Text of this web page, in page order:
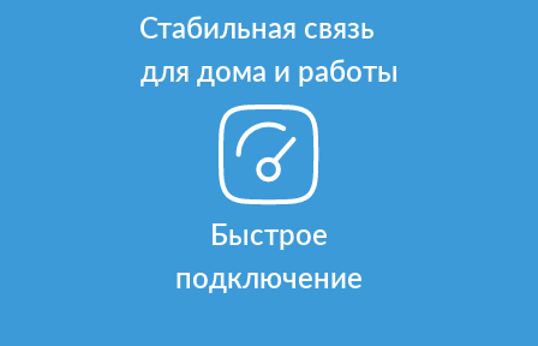
Стабильная связь
для дома и работы
Быстрое
подключение